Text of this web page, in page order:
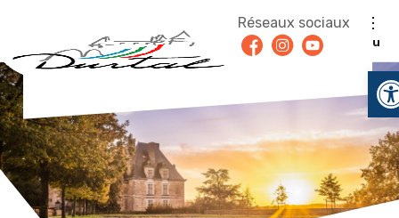
Menu
Réseaux sociaux
FacebookInstagram
Youtube